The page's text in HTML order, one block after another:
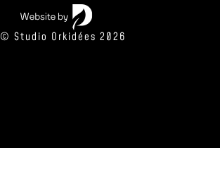
© Studio Orkidées 2026